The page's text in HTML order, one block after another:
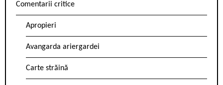
Comentarii critice
Apropieri
Avangarda ariergardei
Carte străină